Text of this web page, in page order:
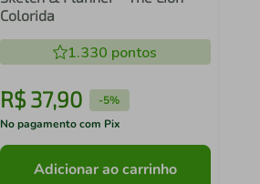
Colorida
1.330 pontos
R$ 37,90 -5%
No pagamento com Pix
Adicionar ao carrinho